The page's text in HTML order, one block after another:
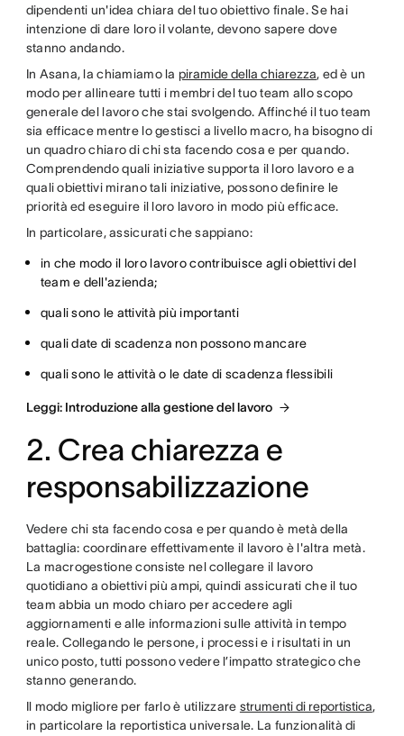
dipendenti un'idea chiara del tuo obiettivo finale. Se hai
intenzione di dare loro il volante, devono sapere dove
stanno andando.
In Asana, la chiamiamo la piramide della chiarezza, ed è un
modo per allineare tutti i membri del tuo team allo scopo
generale del lavoro che stai svolgendo. Affinché il tuo team
sia efficace mentre lo gestisci a livello macro, ha bisogno di
un quadro chiaro di chi sta facendo cosa e per quando.
Comprendendo quali iniziative supporta il loro lavoro e a
quali obiettivi mirano tali iniziative, possono definire le
priorità ed eseguire il loro lavoro in modo più efficace.
In particolare, assicurati che sappiano:
in che modo il loro lavoro contribuisce agli obiettivi del
team e dell'azienda;
quali sono le attività più importanti
quali date di scadenza non possono mancare
quali sono le attività o le date di scadenza flessibili
Leggi: Introduzione alla gestione del lavoro
2. Crea chiarezza e
responsabilizzazione
Vedere chi sta facendo cosa e per quando è metà della
battaglia: coordinare effettivamente il lavoro è l'altra metà.
La macrogestione consiste nel collegare il lavoro
quotidiano a obiettivi più ampi, quindi assicurati che il tuo
team abbia un modo chiaro per accedere agli
aggiornamenti e alle informazioni sulle attività in tempo
reale. Collegando le persone, i processi e i risultati in un
unico posto, tutti possono vedere l’impatto strategico che
stanno generando.
Il modo migliore per farlo è utilizzare strumenti di reportistica,
in particolare la reportistica universale. La funzionalità di